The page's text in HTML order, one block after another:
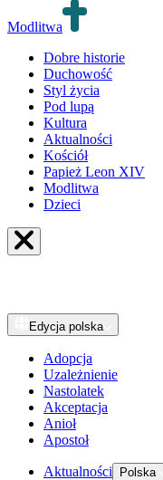
Modlitwa
Dobre historie
Duchowość
Styl życia
Pod lupą
Kultura
Aktualności
Kościół
Papież Leon XIV
Modlitwa
Dzieci
Edycja polska
Adopcja
Uzależnienie
Nastolatek
Akceptacja
Anioł
Apostoł
Aktualności Polska